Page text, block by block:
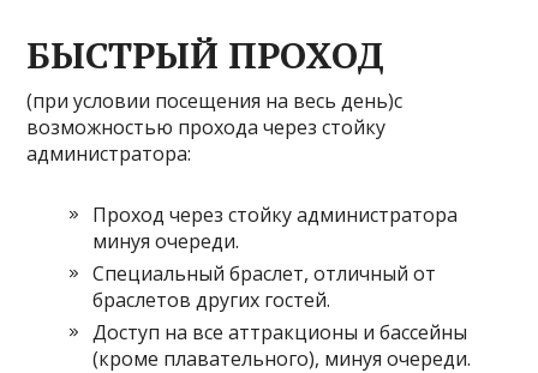
БЫСТРЫЙ ПРОХОД
(при условии посещения на весь день)с
возможностью прохода через стойку
администратора:
Проход через стойку администратора
минуя очереди.
Специальный браслет, отличный от
браслетов других гостей.
Доступ на все аттракционы и бассейны
(кроме плавательного), минуя очереди.